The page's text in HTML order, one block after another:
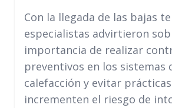
Con la llegada de las bajas
especialistas advirtieron
importancia de realizar
preventivos en los sistemas
calefacción y evitar
incrementen el riesgo de